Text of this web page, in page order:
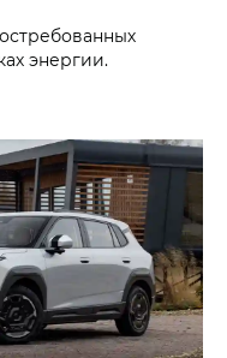
энергии.